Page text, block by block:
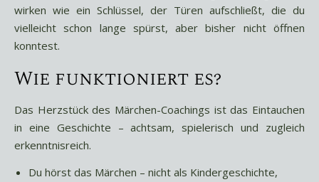
wirken wie ein Schlüssel, der Türen aufschließt, die du
vielleicht schon lange spürst, aber bisher nicht öffnen
konntest.
Wie funktioniert es?
Das Herzstück des Märchen-Coachings ist das Eintauchen
in eine Geschichte – achtsam, spielerisch und zugleich
erkenntnisreich.
Du hörst das Märchen – nicht als Kindergeschichte,